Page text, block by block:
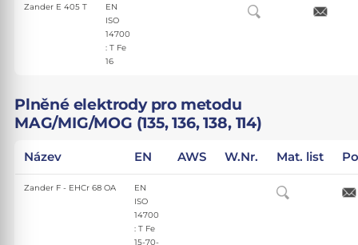
Zander E 405 T
EN
ISO
14700
: T Fe
16
Plněné elektrody pro metodu
MAG/MIG/MOG (135, 136, 138, 114)
Název EN AWS W.Nr. Mat. list
Zander F - EHCr 68 OA
EN
ISO
14700
: T Fe
15-70-